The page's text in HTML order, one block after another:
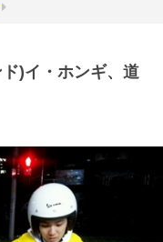
)イ・ホンギ、道